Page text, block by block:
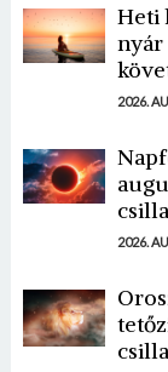
Heti
nyár
2026.
2026.